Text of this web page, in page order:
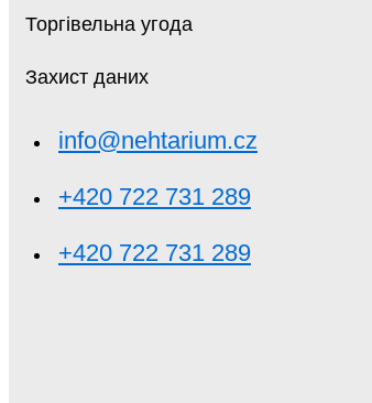
Торгівельна угода
Захист даних
info@nehtarium.cz
+420 722 731 289
+420 722 731 289